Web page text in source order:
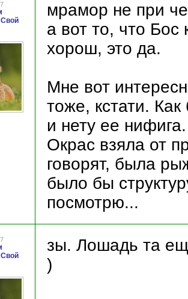
мрамор не при
а вот то, что Бос
хорош, это да.
Мне вот
тоже, кстати.
и нету ее
Окрас взяла от
говорят, была
было бы
посмотрю...
зы. Лошадь та
)